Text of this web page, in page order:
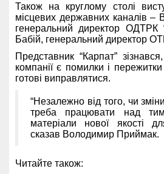
Також на круглому столі
місцевих державних каналів
генеральний директор ОДТРК
Бабій, генеральний директор
Представник “Карпат”
компанії є помилки і
готові виправлятися.
“Незалежно від того, чи
треба працювати над
матеріали нової якості
сказав Володимир Приймак.
Читайте також: